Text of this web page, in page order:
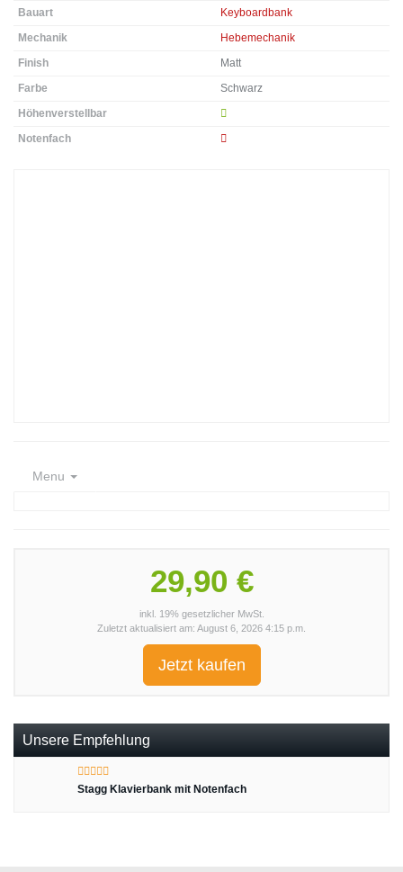
Bauart
Keyboardbank
Mechanik
Hebemechanik
Finish
Matt
Farbe
Schwarz
Höhenverstellbar
Notenfach
Menu
29,90 €
inkl. 19% gesetzlicher MwSt.
Zuletzt aktualisiert am: August 6, 2026 4:15 p.m.
Jetzt kaufen
Unsere Empfehlung
Stagg Klavierbank mit Notenfach